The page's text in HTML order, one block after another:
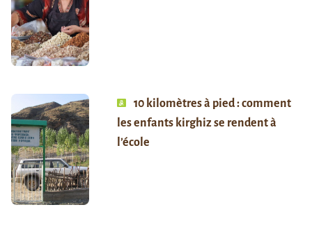
10 kilomètres à pied : comment
les enfants kirghiz se rendent à
l’école